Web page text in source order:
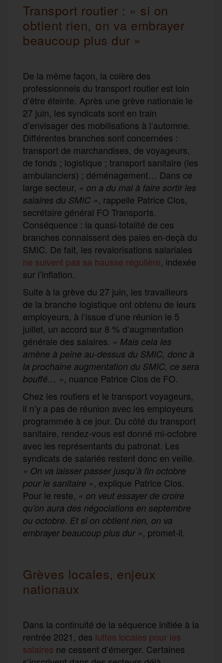
Transport routier : « si on
obtient rien, on va embrayer
beaucoup plus dur »
De la même façon, la colère des
professionnels du transport routier est loin
d’être éteinte. Après une grève nationale le
27 juin, les syndicats sont en train
d’envisager des mobilisations à l’automne.
Différentes branches sont concernées :
transport de marchandises, de voyageurs,
de fonds ; logistique ; transport sanitaire (les
ambulanciers) ; déménagement… Dans ce
large secteur, « on a du mal à faire sortir les
salaires du SMIC », rappelle Patrice Clos,
secrétaire général FO Transports.
Conséquence : la quasi-totalité de ces
branches connaissent des paies en-deçà du
SMIC. De fait, les revalorisations salariales
ne suivent pas sa hausse régulière, indexée
sur l’inflation.
Suite à la grève du 27 juin, les travailleurs
de la branche logistique ont obtenu de leurs
employeurs, à l’issue d’une réunion le 5
juillet, un accord sur 8 % d’augmentation
générale des salaires. « Mais cela les
amène à peine au-dessus du SMIC, donc à
la prochaine augmentation du SMIC, ce sera
bouffé… », nuance Patrice Clos de FO.
Chez les routiers et le transport voyageurs,
il n’y a pas de réunion avec les employeurs
programmée à ce jour. Du côté du transport
sanitaire, rendez-vous est donné mi-octobre
avec les représentants du patronat. Les
syndicats de salariés restent donc en veille.
« On va laisser passer jusqu’à fin octobre
pour le sanitaire », explique Patrice Clos.
Pour le reste, « on veut essayer de croire
qu’on aura des négociations en septembre
ou octobre. Et si on obtient rien, on va
embrayer beaucoup plus dur », promet-il.
Grèves locales, enjeux
nationaux
Dans la continuité de la séquence initiée à la
rentrée 2021, des luttes locales pour les
salaires ne cessent d’émerger. Certaines